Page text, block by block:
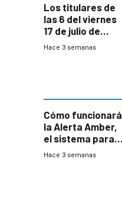
Los titulares de
las 6 del viernes
17 de julio de
2026
Hace 3 semanas
Cómo funcionará
la Alerta Amber,
el sistema para
la búsqueda
Hace 3 semanas